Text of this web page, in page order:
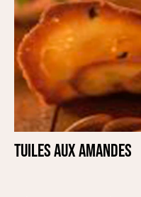
Tuiles aux amandes